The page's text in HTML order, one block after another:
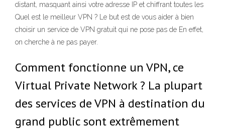
distant, masquant ainsi votre adresse IP et chiffrant toutes les
Quel est le meilleur VPN ? Le but est de vous aider à bien
choisir un service de VPN gratuit qui ne pose pas de En effet,
on cherche à ne pas payer.
Comment fonctionne un VPN, ce
Virtual Private Network ? La plupart
des services de VPN à destination du
grand public sont extrêmement